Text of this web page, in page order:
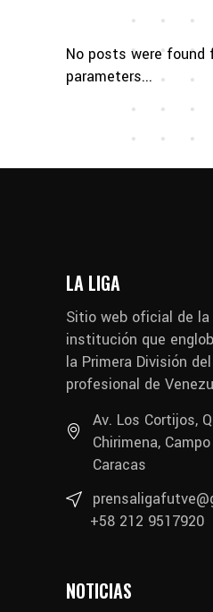
No posts were found
parameters...
LA LIGA
Sitio web oficial de la
institución que
la Primera División
profesional de
Av. Los Cortijos,
Chirimena,
Caracas
+58 212 9517920
NOTICIAS